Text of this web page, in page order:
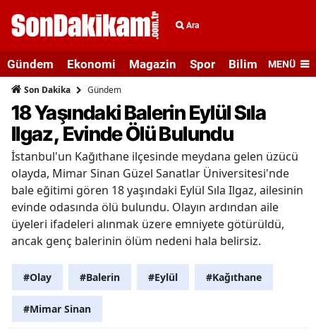
Ara
Gündem Ekonomi Magazin Spor Bilim veMENÜ
Son Dakika Gündem
18 Yaşındaki Balerin Eylül Sıla
Ilgaz, Evinde Ölü Bulundu
İstanbul'un Kağıthane ilçesinde meydana gelen üzücü
olayda, Mimar Sinan Güzel Sanatlar Üniversitesi'nde
bale eğitimi gören 18 yaşındaki Eylül Sıla Ilgaz, ailesinin
evinde odasında ölü bulundu. Olayın ardından aile
üyeleri ifadeleri alınmak üzere emniyete götürüldü,
ancak genç balerinin ölüm nedeni hala belirsiz.
#Olay #Balerin #Eylül #Kağıthane
#Mimar Sinan